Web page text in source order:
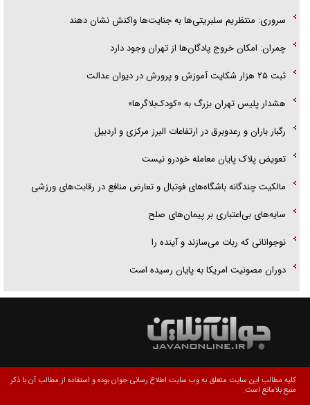
سروری: منتظریم سلبریتی‌ها به جنایت‌ها واکنش نشان دهند
چمران: امکان خروج پادگان‌ها از تهران وجود دارد
ثبت ۲۵ هزار شکایت آموزش و پرورش در دیوان عدالت
هشدار پلیس تهران بزرگ به «کودک‌بلاگرها»
رگبار باران و رعدوبرق در ارتفاعات البرز مرکزی و اردبیل
تعویض پلاک پایان معامله خودرو نیست
مالکیت چندگانه باشگاه‌های فوتبال و تعارض منافع در رقابت‌های ورزشی
سایه‌های بی‌اعتباری بر پیمان‌های صلح
نوجوانانی که ربات می‌سازند و آینده را
دوران مصونیت امریکا به پایان رسیده است
کلیه مطالب این سایت متعلق به وب سایت اطلاع رسانی جوان بوده و استفاده از مطالب آن با ذکر
منبع بلامانع است.